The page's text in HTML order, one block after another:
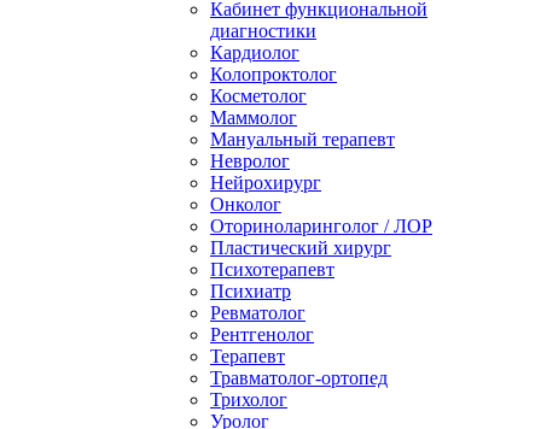
Кабинет функциональной
диагностики
Кардиолог
Колопроктолог
Косметолог
Маммолог
Мануальный терапевт
Невролог
Нейрохирург
Онколог
Оториноларинголог / ЛОР
Пластический хирург
Психотерапевт
Психиатр
Ревматолог
Рентгенолог
Терапевт
Травматолог-ортопед
Трихолог
Уролог